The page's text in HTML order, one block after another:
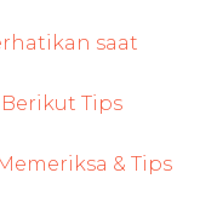
saat
Tips
& Tips